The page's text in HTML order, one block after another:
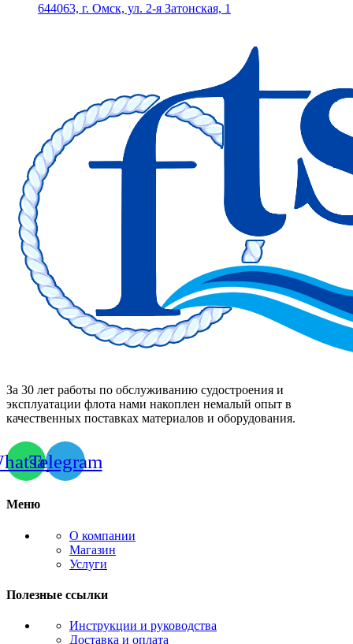
644063, г. Омск, ул. 2-я Затонская, 1
За 30 лет работы по обслуживанию судостроения и
эксплуатации флота нами накоплен немалый опыт в
качественных поставках материалов и оборудования.
Telegram
Меню
О компании
Магазин
Услуги
Полезные ссылки
Инструкции и руководства
Доставка и оплата